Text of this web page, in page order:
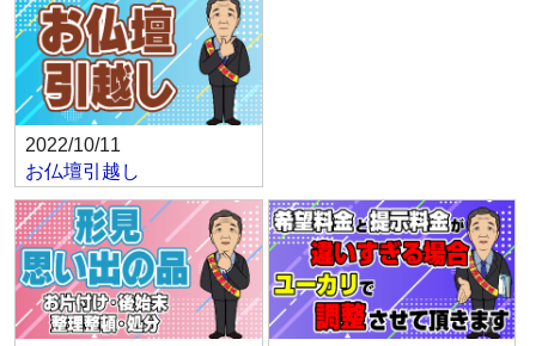
2022/10/11
お仏壇引越し